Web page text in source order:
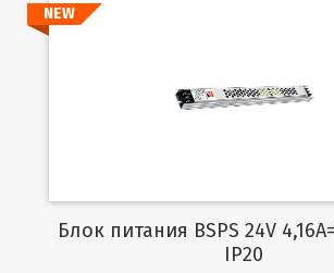
Подробнее
NEW
Блок питания BSPS 24V 4,16A=100W SLIM
IP20